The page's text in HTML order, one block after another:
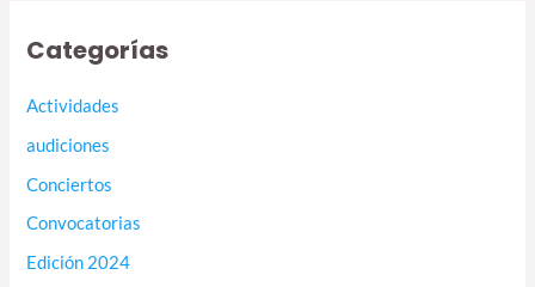
Categorías
Actividades
audiciones
Conciertos
Convocatorias
Edición 2024